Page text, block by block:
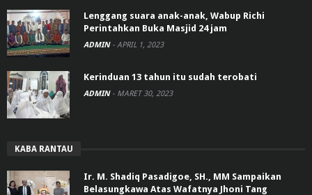
Lenggang suara anak-anak, Wabup Richi
Perintahkan Buka Masjid 24 jam
ADMIN - APRIL 1, 2023
Kerinduan 13 tahun itu sudah terobati
ADMIN - MARET 30, 2023
KABA RANTAU
Ir. M. Shadiq Pasadigoe, SH., MM Sampaikan
Belasungkawa Atas Wafatnya Jhoni Tang